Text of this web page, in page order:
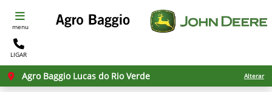
menu
LIGAR
Agro Baggio Lucas do Rio Verde Alterar